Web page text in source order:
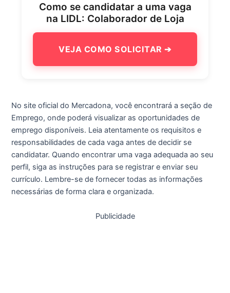
Como se candidatar a uma vaga
na LIDL: Colaborador de Loja
VEJA COMO SOLICITAR ➔
No site oficial do Mercadona, você encontrará a seção de
Emprego, onde poderá visualizar as oportunidades de
emprego disponíveis. Leia atentamente os requisitos e
responsabilidades de cada vaga antes de decidir se
candidatar. Quando encontrar uma vaga adequada ao seu
perfil, siga as instruções para se registrar e enviar seu
currículo. Lembre-se de fornecer todas as informações
necessárias de forma clara e organizada.
Publicidade